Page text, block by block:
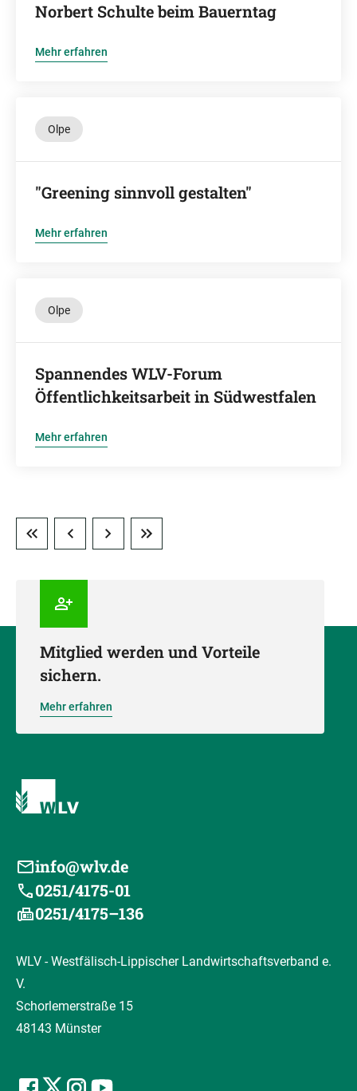
Norbert Schulte beim Bauerntag
Mehr erfahren
Olpe
"Greening sinnvoll gestalten"
Mehr erfahren
Olpe
Spannendes WLV-Forum
Öffentlichkeitsarbeit in Südwestfalen
Mehr erfahren
Mitglied werden und Vorteile
sichern.
Mehr erfahren
info@wlv.de
0251/4175-01
0251/4175–136
WLV - Westfälisch-Lippischer Landwirtschaftsverband e.
V.
Schorlemerstraße 15
48143 Münster